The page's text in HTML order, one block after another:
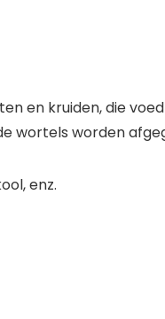
en kruiden, die
wortels worden
enz.